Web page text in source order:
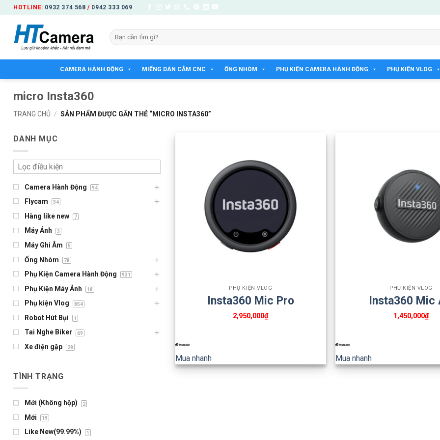
qua
dung
HOTLINE: 0932 374 568 / 0942 333 069
Tìm
kiếm:
CAMERA HÀNH ĐỘNG MIẾNG DÁN CẰM CNC ỐNG NHÒM PHỤ KIỆN CAMERA HÀNH ĐỘNG PHỤ KIỆN VLOG
micro Insta360
TRANG CHỦ / SẢN PHẨM ĐƯỢC GẮN THẺ “MICRO INSTA360”
DANH MỤC
Camera Hành Động 94
Flycam 34
Hàng like new 7
Máy Ảnh 3
Máy Ghi Âm 5
Ống Nhòm 78
Phụ Kiện Camera Hành Động 931
Phụ Kiện Máy Ảnh 18
Phụ kiện Vlog 854
Robot Hút Bụi 1
Tai Nghe Biker 69
Xe điện gập 28
TÌNH TRẠNG
Mới (Không hộp) 2
Mới 19
Like New(99.99%) 1
PHỤ KIỆN VLOG
Insta360 Mic Pro
2,950,000₫
Mua nhanh
PHỤ KIỆN VLOG
Insta360 Mic
1,450,000₫
Mua nhanh